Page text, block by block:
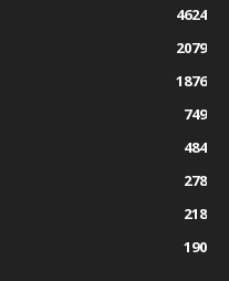
4624
2079
1876
749
484
278
218
190